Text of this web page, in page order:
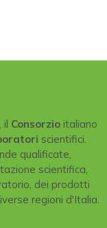
, il Consorzioitaliano
scientifici.
qualificate,
scientifica,
dei prodotti
regioni d'Italia.